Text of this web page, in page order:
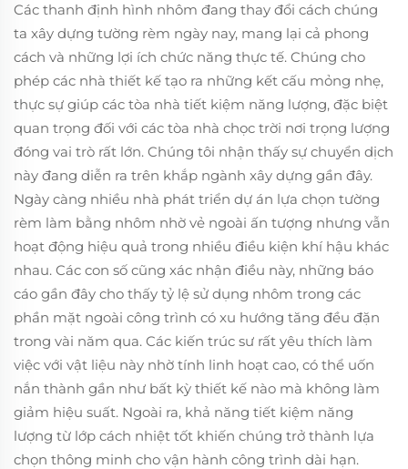
Các thanh định hình nhôm đang thay đổi cách chúng
ta xây dựng tường rèm ngày nay, mang lại cả phong
cách và những lợi ích chức năng thực tế. Chúng cho
phép các nhà thiết kế tạo ra những kết cấu mỏng nhẹ,
thực sự giúp các tòa nhà tiết kiệm năng lượng, đặc biệt
quan trọng đối với các tòa nhà chọc trời nơi trọng lượng
đóng vai trò rất lớn. Chúng tôi nhận thấy sự chuyển dịch
này đang diễn ra trên khắp ngành xây dựng gần đây.
Ngày càng nhiều nhà phát triển dự án lựa chọn tường
rèm làm bằng nhôm nhờ vẻ ngoài ấn tượng nhưng vẫn
hoạt động hiệu quả trong nhiều điều kiện khí hậu khác
nhau. Các con số cũng xác nhận điều này, những báo
cáo gần đây cho thấy tỷ lệ sử dụng nhôm trong các
phần mặt ngoài công trình có xu hướng tăng đều đặn
trong vài năm qua. Các kiến trúc sư rất yêu thích làm
việc với vật liệu này nhờ tính linh hoạt cao, có thể uốn
nắn thành gần như bất kỳ thiết kế nào mà không làm
giảm hiệu suất. Ngoài ra, khả năng tiết kiệm năng
lượng từ lớp cách nhiệt tốt khiến chúng trở thành lựa
chọn thông minh cho vận hành công trình dài hạn.